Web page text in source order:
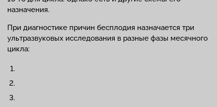
назначения.
При диагностике причин бесплодия назначается три
ультразвуковых исследования в разные фазы месячного
цикла: